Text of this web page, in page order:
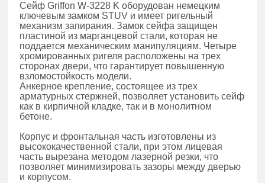
Сейф Griffon W-3228 K оборудован немецким
ключевым замком STUV и имеет ригельный
механизм запирания. Замок сейфа защищен
пластиной из марганцевой стали, которая не
поддается механическим манипуляциям. Четыре
хромированных ригеля расположены на трех
сторонах двери, что гарантирует повышенную
взломостойкость модели.
Анкерное крепление, состоящее из трех
арматурных стержней, позволяет установить сейф
как в кирпичной кладке, так и в монолитном
бетоне.
Корпус и фронтальная часть изготовлены из
высококачественной стали, при этом лицевая
часть вырезана методом лазерной резки, что
позволяет минимизировать зазоры между дверью
и корпусом.